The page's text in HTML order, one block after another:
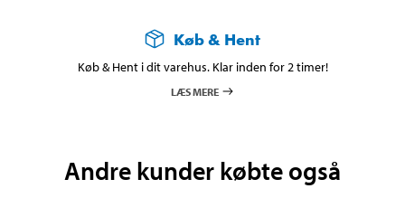
Køb & Hent
Køb & Hent i dit varehus. Klar inden for 2 timer!
LÆS MERE
Andre kunder købte også